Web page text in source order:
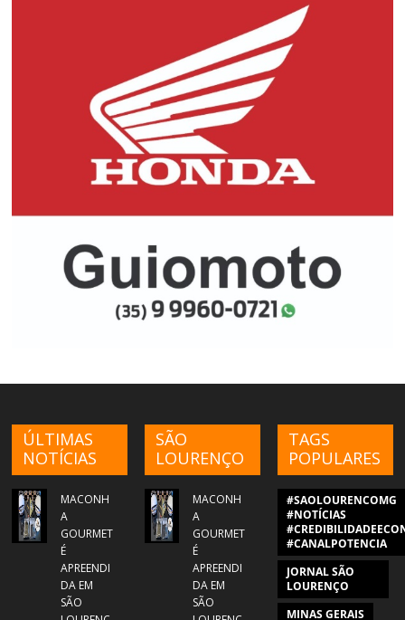
ÚLTIMAS
NOTÍCIAS
MACONH
A
GOURMET
É
APREENDI
DA EM
SÃO
SÃO
LOURENÇO
MACONH
A
GOURMET
É
APREENDI
DA EM
SÃO
TAGS
POPULARES
#SAOLOURENCOMG
#NOTÍCIAS
#CANALPOTENCIA
JORNAL SÃO
LOURENÇO
MINAS GERAIS